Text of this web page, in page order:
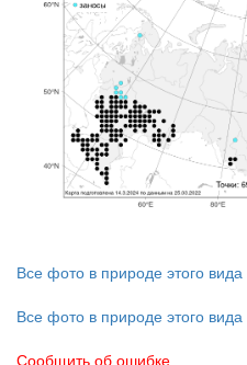
Все фото в природе этого вида
Все фото в природе этого вида
Сообщить об ошибке